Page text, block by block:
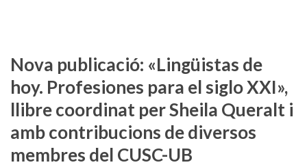
Nova publicació: «Lingüistas de
hoy. Profesiones para el siglo XXI»,
llibre coordinat per Sheila Queralt i
amb contribucions de diversos
membres del CUSC-UB